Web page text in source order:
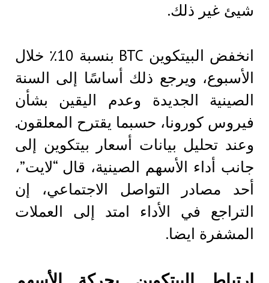
شيئ غير ذلك.
انخفض البيتكوين BTC بنسبة 10٪ خلال
الأسبوع، ويرجع ذلك أساسًا إلى السنة
الصينية الجديدة وعدم اليقين بشأن
فيروس كورونا، حسبما يقترح المعلقون.
وعند تحليل بيانات أسعار بيتكوين إلى
جانب أداء الأسهم الصينية، قال “لايت”،
أحد مصادر التواصل الاجتماعي، إن
التراجع في الأداء امتد إلى العملات
المشفرة ايضا.